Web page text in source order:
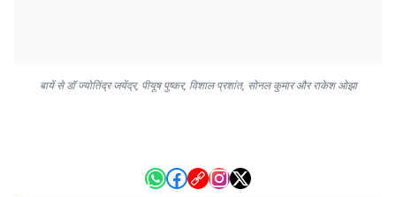
बायें से डॉ ज्योतिंद्र जयेंद्र, पीयूष पुष्कर, विशाल प्रशांत, सोनल कुमार और राकेश ओझा